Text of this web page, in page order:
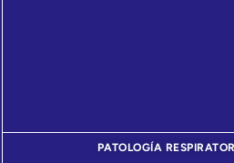
PATOLOGÍA